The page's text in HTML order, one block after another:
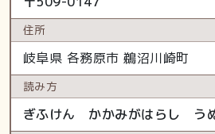
住所
岐阜県 各務原市 鵜沼川崎町
読み方
ぎふけん かかみがはらし う